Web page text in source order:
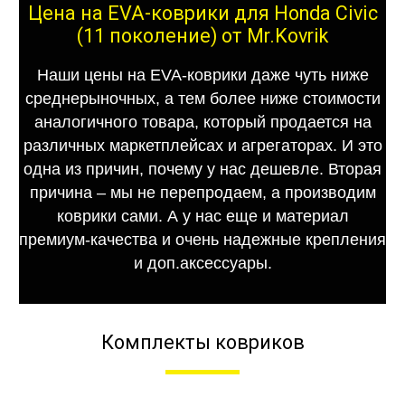
Цена на EVA-коврики для Honda Civic
(11 поколение) от Mr.Kovrik
Наши цены на EVA-коврики даже чуть ниже
среднерыночных, а тем более ниже стоимости
аналогичного товара, который продается на
различных маркетплейсах и агрегаторах. И это
одна из причин, почему у нас дешевле. Вторая
причина – мы не перепродаем, а производим
коврики сами. А у нас еще и материал
премиум-качества и очень надежные крепления
и доп.аксессуары.
Комплекты ковриков